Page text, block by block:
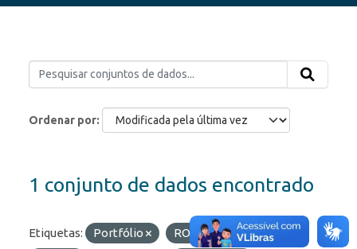
Ordenar por
1 conjunto de dados encontrado
Etiquetas: Portfólio ROF
Formatos: